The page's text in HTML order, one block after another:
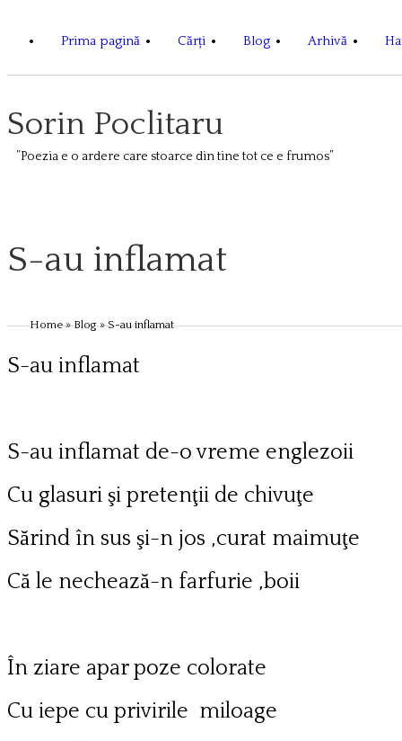
Prima pagină Cărți Blog Arhivă
Sorin Poclitaru
”Poezia e o ardere care stoarce din tine tot ce e frumos”
S-au inflamat
Home»Blog» S-au inflamat
S-au inflamat
S-au inflamat de-o vreme englezoii
Cu glasuri şi pretenţii de chivuţe
Sărind în sus şi-n jos ,curat maimuţe
Că le nechează-n farfurie ,boii
În ziare apar poze colorate
Cu iepe cu privirile miloage